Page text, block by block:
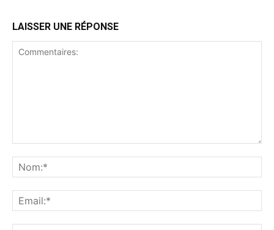
LAISSER UNE RÉPONSE